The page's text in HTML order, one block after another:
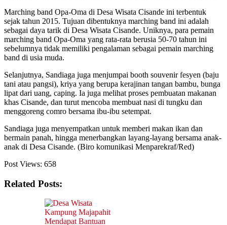
Marching band Opa-Oma di Desa Wisata Cisande ini terbentuk
sejak tahun 2015. Tujuan dibentuknya marching band ini adalah
sebagai daya tarik di Desa Wisata Cisande. Uniknya, para pemain
marching band Opa-Oma yang rata-rata berusia 50-70 tahun ini
sebelumnya tidak memiliki pengalaman sebagai pemain marching
band di usia muda.
Selanjutnya, Sandiaga juga menjumpai booth souvenir fesyen (baju
tani atau pangsi), kriya yang berupa kerajinan tangan bambu, bunga
lipat dari uang, caping. Ia juga melihat proses pembuatan makanan
khas Cisande, dan turut mencoba membuat nasi di tungku dan
menggoreng comro bersama ibu-ibu setempat.
Sandiaga juga menyempatkan untuk memberi makan ikan dan
bermain panah, hingga menerbangkan layang-layang bersama anak-
anak di Desa Cisande. (Biro komunikasi Menparekraf/Red)
Post Views: 658
Related Posts: